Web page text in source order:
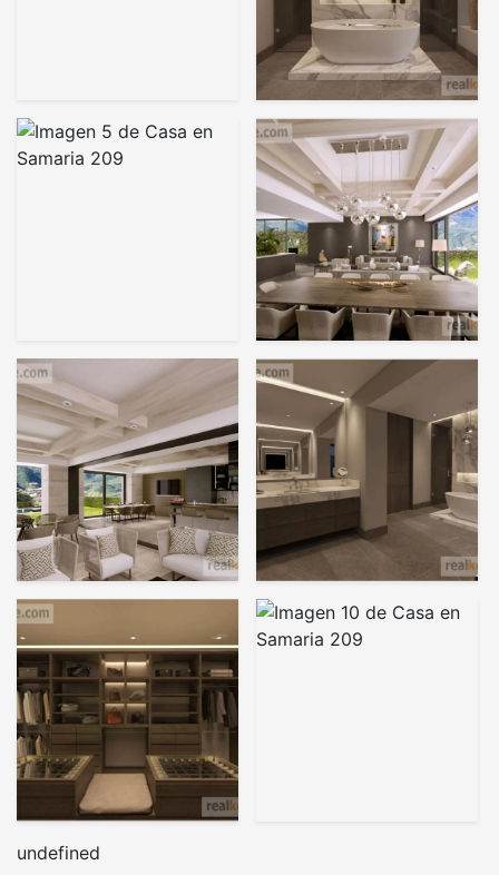
undefined